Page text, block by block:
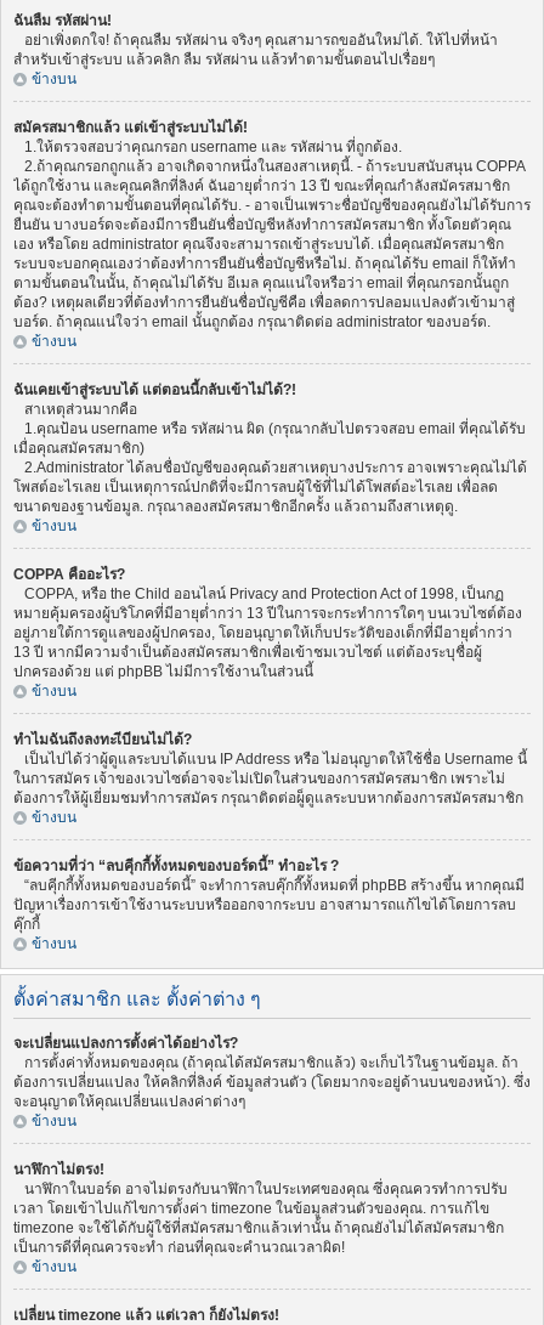
ฉันลืม รหัสผ่าน!
อย่าเพิ่งตกใจ! ถ้าคุณลืม รหัสผ่าน จริงๆ คุณสามารถขออันใหม่ได้. ให้ไปที่หน้า
สำหรับเข้าสู่ระบบ แล้วคลิก ลืม รหัสผ่าน แล้วทำตามขั้นตอนไปเรื่อยๆ
ข้างบน
สมัครสมาชิกแล้ว แต่เข้าสู่ระบบไม่ได้!
1.ให้ตรวจสอบว่าคุณกรอก username และ รหัสผ่าน ที่ถูกต้อง.
2.ถ้าคุณกรอกถูกแล้ว อาจเกิดจากหนึ่งในสองสาเหตุนี้. - ถ้าระบบสนับสนุน COPPA
ได้ถูกใช้งาน และคุณคลิกที่ลิงค์ ฉันอายุต่ำกว่า 13 ปี ขณะที่คุณกำลังสมัครสมาชิก
คุณจะต้องทำตามขั้นตอนที่คุณได้รับ. - อาจเป็นเพราะชื่อบัญชีของคุณยังไม่ได้รับการ
ยืนยัน บางบอร์ดจะต้องมีการยืนยันชื่อบัญชีหลังทำการสมัครสมาชิก ทั้งโดยตัวคุณ
เอง หรือโดย administrator คุณจึงจะสามารถเข้าสู่ระบบได้. เมื่อคุณสมัครสมาชิก
ระบบจะบอกคุณเองว่าต้องทำการยืนยันชื่อบัญชีหรือไม่. ถ้าคุณได้รับ email ก็ให้ทำ
ตามขั้นตอนในนั้น, ถ้าคุณไม่ได้รับ อีเมล คุณแน่ใจหรือว่า email ที่คุณกรอกนั้นถูก
ต้อง? เหตุผลเดียวที่ต้องทำการยืนยันชื่อบัญชีคือ เพื่อลดการปลอมแปลงตัวเข้ามาสู่
บอร์ด. ถ้าคุณแน่ใจว่า email นั้นถูกต้อง กรุณาติดต่อ administrator ของบอร์ด.
ข้างบน
ฉันเคยเข้าสู่ระบบได้ แต่ตอนนี้กลับเข้าไม่ได้?!
สาเหตุส่วนมากคือ
1.คุณป้อน username หรือ รหัสผ่าน ผิด (กรุณากลับไปตรวจสอบ email ที่คุณได้รับ
เมื่อคุณสมัครสมาชิก)
2.Administrator ได้ลบชื่อบัญชีของคุณด้วยสาเหตุบางประการ อาจเพราะคุณไม่ได้
โพสต์อะไรเลย เป็นเหตุการณ์ปกติที่จะมีการลบผู้ใช้ที่ไม่ได้โพสต์อะไรเลย เพื่อลด
ขนาดของฐานข้อมูล. กรุณาลองสมัครสมาชิกอีกครั้ง แล้วถามถึงสาเหตุดู.
ข้างบน
COPPA คืออะไร?
COPPA, หรือ the Child ออนไลน์ Privacy and Protection Act of 1998, เป็นกฏ
หมายคุ้มครองผู้บริโภคที่มีอายุต่ำกว่า 13 ปีในการจะกระทำการใดๆ บนเวบไซต์ต้อง
อยู่ภายใต้การดูแลของผู้ปกครอง, โดยอนุญาตให้เก็บประวัติของเด็กที่มีอายุต่ำกว่า
13 ปี หากมีความจำเป็นต้องสมัครสมาชิกเพื่อเข้าชมเวบไซต์ แต่ต้องระบุชื่อผู้
ปกครองด้วย แต่ phpBB ไม่มีการใช้งานในส่วนนี้
ข้างบน
ทำไมฉันถึงลงทะเีบียนไม่ได้?
เป็นไปได้ว่าผู้ดูแลระบบได้แบน IP Address หรือ ไม่อนุญาตให้ใช้ชื่อ Username นี้
ในการสมัคร เจ้าของเวบไซต์อาจจะไม่เปิดในส่วนของการสมัครสมาชิก เพราะไม่
ต้องการให้ผู้เยี่ยมชมทำการสมัคร กรุณาติดต่อผู็ดูแลระบบหากต้องการสมัครสมาชิก
ข้างบน
ข้อความที่ว่า “ลบคุีกกี้ทั้งหมดของบอร์ดนี้” ทำอะไร ?
“ลบคุีกกี้ทั้งหมดของบอร์ดนี้” จะทำการลบคุ๊กกี๊ทั้งหมดที่ phpBB สร้างขึ้น หากคุณมี
ปัญหาเรื่องการเข้าใช้งานระบบหรือออกจากระบบ อาจสามารถแก้ไขได้โดยการลบ
คุ๊กกี้
ข้างบน
ตั้งค่าสมาชิก และ ตั้งค่าต่าง ๆ
จะเปลี่ยนแปลงการตั้งค่าได้อย่างไร?
การตั้งค่าทั้งหมดของคุณ (ถ้าคุณได้สมัครสมาชิกแล้ว) จะเก็บไว้ในฐานข้อมูล. ถ้า
ต้องการเปลี่ยนแปลง ให้คลิกที่ลิงค์ ข้อมูลส่วนตัว (โดยมากจะอยู่ด้านบนของหน้า). ซึ่ง
จะอนุญาตให้คุณเปลี่ยนแปลงค่าต่างๆ
ข้างบน
นาฬิกาไม่ตรง!
นาฬิกาในบอร์ด อาจไม่ตรงกับนาฬิกาในประเทศของคุณ ซึ่งคุณควรทำการปรับ
เวลา โดยเข้าไปแก้ไขการตั้งค่า timezone ในข้อมูลส่วนตัวของคุณ. การแก้ไข
timezone จะใช้ได้กับผู้ใช้ที่สมัครสมาชิกแล้วเท่านั้น ถ้าคุณยังไม่ได้สมัครสมาชิก
เป็นการดีที่คุณควรจะทำ ก่อนที่คุณจะคำนวณเวลาผิด!
ข้างบน
เปลี่ยน timezone แล้ว แต่เวลา ก็ยังไม่ตรง!